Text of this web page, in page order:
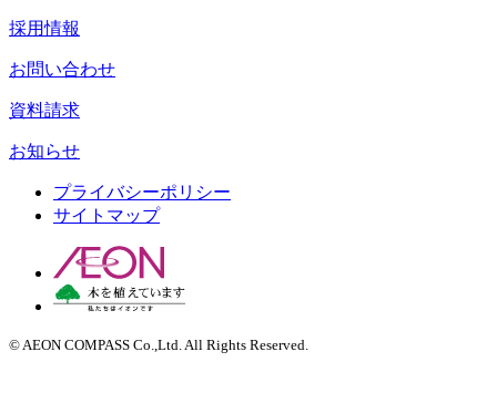
採用情報
お問い合わせ
資料請求
お知らせ
プライバシーポリシー
サイトマップ
© AEON COMPASS Co.,Ltd. All Rights Reserved.